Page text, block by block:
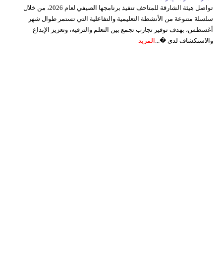
تواصل هيئة الشارقة للمتاحف تنفيذ برنامجها الصيفي لعام 2026، من خلال
سلسلة متنوعة من الأنشطة التعليمية والتفاعلية التي تستمر طوال شهر
أغسطس، بهدف توفير تجارب تجمع بين التعلم والترفيه، وتعزيز الإبداع
والاستكشاف لدى �... المزيد